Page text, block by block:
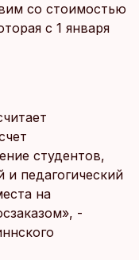
со стоимостью
с 1 января
студентов,
и педагогический
на
-